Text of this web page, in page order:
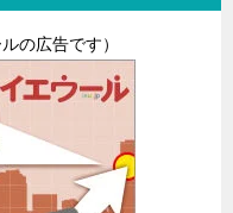
の広告です）